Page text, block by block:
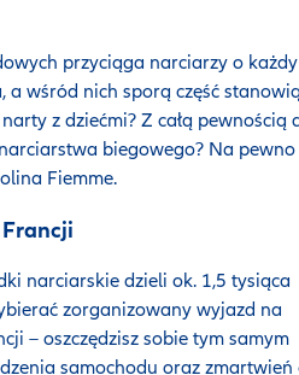
przyciąga narciarzy o
a wśród nich sporą część
z dziećmi? Z całą pewnością
biegowego? Na pewno
Fiemme.
narciarskie dzieli ok. 1,5 tysiąca
zorganizowany wyjazd na
– oszczędzisz sobie tym samym
samochodu oraz zmartwień